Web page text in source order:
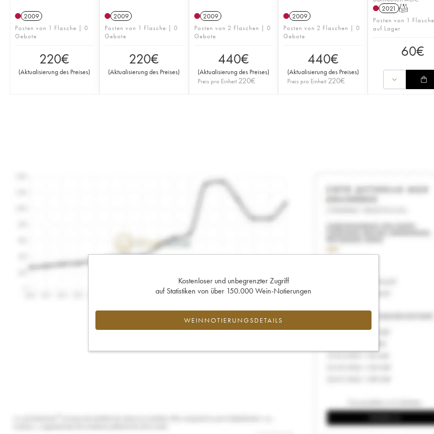
2009
Posten von 1 Flasche | 0
Gebote
220€
(Aktualisierung des Preises)
2009
Posten von 1 Flasche | 0
Gebote
220€
(Aktualisierung des Preises)
2009
Posten von 2 Flaschen | 0
Gebote
440€
(Aktualisierung des Preises)
Preis pro Einheit 220€
2009
Posten von 2 Flaschen | 0
Gebote
440€
(Aktualisierung des Preises)
Preis pro Einheit 220€
2021 T
Posten von 1
auf Lager
60€
Kostenloser und unbegrenzter Zugriff
auf Statistiken von über 150.000 Wein-Notierungen
WEINNOTIERUNGSDETAILS